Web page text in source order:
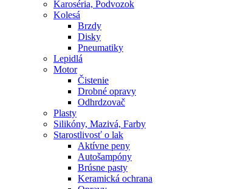
Karoséria, Podvozok
Kolesá
Brzdy
Disky
Pneumatiky
Lepidlá
Motor
Čistenie
Drobné opravy
Odhrdzovač
Plasty
Silikóny, Mazivá, Farby
Starostlivosť o lak
Aktívne peny
Autošampóny
Brúsne pasty
Keramická ochrana